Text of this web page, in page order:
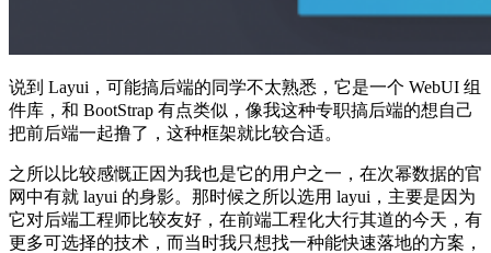
说到 Layui，可能搞后端的同学不太熟悉，它是一个 WebUI 组
件库，和 BootStrap 有点类似，像我这种专职搞后端的想自己
把前后端一起撸了，这种框架就比较合适。
之所以比较感慨正因为我也是它的用户之一，在次幂数据的官
网中有就 layui 的身影。那时候之所以选用 layui，主要是因为
它对后端工程师比较友好，在前端工程化大行其道的今天，有
更多可选择的技术，而当时我只想找一种能快速落地的方案，